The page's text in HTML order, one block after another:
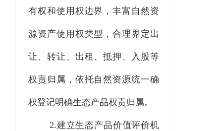
有权和使用权边界，丰富自然资
源资产使用权类型，合理界定出
让、转让、出租、抵押、入股等
权责归属，依托自然资源统一确
权登记明确生态产品权责归属。
2.建立生态产品价值评价机